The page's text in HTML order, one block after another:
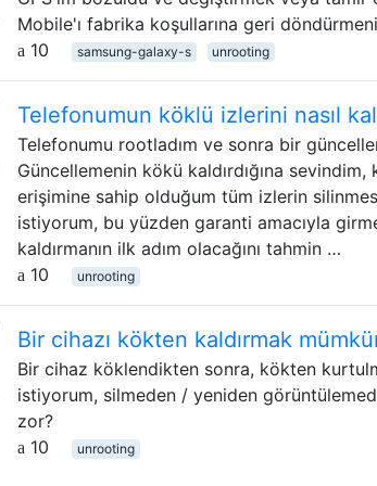
Mobile'ı fabrika koşullarına geri
10
samsung-galaxy-s unrooting
Telefonumun köklü izlerini nasıl
Telefonumu rootladım ve sonra bir
Güncellemenin kökü kaldırdığına
erişimine sahip olduğum tüm izlerin
istiyorum, bu yüzden garanti amacıyla
kaldırmanın ilk adım olacağını tahmin …
10
unrooting
Bir cihazı kökten kaldırmak
Bir cihaz köklendikten sonra, kökten
istiyorum, silmeden / yeniden
zor?
10
unrooting